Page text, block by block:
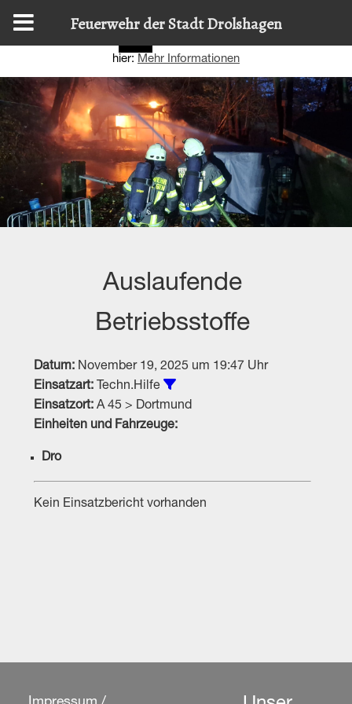
Auslaufende
Betriebsstoffe
Datum:November 19, 2025 um 19:47 Uhr
Einsatzart:Techn.Hilfe
Alle Einsätze vom Typ
Einsatzort:A 45 > Dortmund
Einheiten und Fahrzeuge:
Dro
Kein Einsatzbericht vorhanden
Diese Website nutzt Cookies, um bestmögliche Funktionalität
hier: Mehr Informationen
Feuerwehr der Stadt Drolshagen